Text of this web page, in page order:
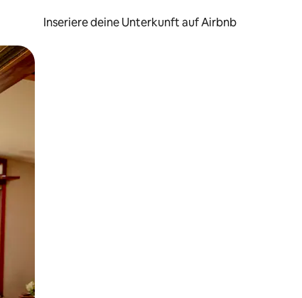
Inseriere deine Unterkunft auf Airbnb
oder Wischgesten.